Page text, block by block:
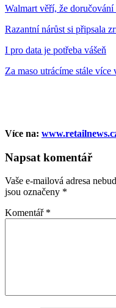
Walmart věří, že
Razantní nárůst si připsala
I pro data je potřeba vášeň
Za maso utrácíme stále více
Více na:
Napsat komentář
Vaše e-mailová adresa
jsou označeny *
Komentář *